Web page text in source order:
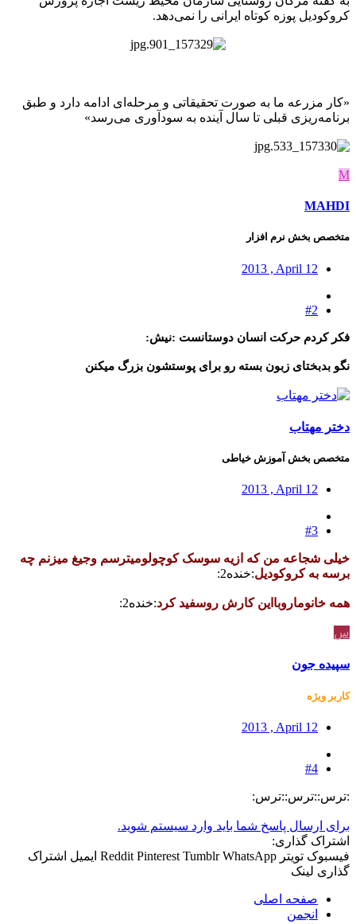
كروكودیل پوزه كوتاه ایرانی را نمی‌دهد.
«كار مزرعه ما به صورت تحقیقاتی و مرحله‌ای ادامه دارد و طبق
برنامه‌ریزی قبلی تا سال آینده به سودآوری می‌رسد»
M
MAHDI
متخصص بخش نرم افزار
2013 , April 12
#2
فکر کردم حرکت انسان دوستانست :نیش:
نگو بدبختای زبون بسته رو برای پوستشون بزرگ میکنن
دختر مهتاب
متخصص بخش آموزش خیاطی
2013 , April 12
#3
خیلی شجاعه من که ازیه سوسک کوچولومیترسم وجیغ میزنم چه
برسه به کروکودیل:خنده2:
همه خانوماروبااین کارش روسفید کرد:خنده2:
س
سپیده جون
کاربر ويژه
2013 , April 12
#4
:ترس::ترس::ترس:
برای ارسال پاسخ شما باید وارد سیستم شوید.
اشتراک گذاری:
فیسبوک تویتر Reddit Pinterest Tumblr WhatsApp ایمیل اشتراک
گذاری لینک
صفحه اصلی
انجمن